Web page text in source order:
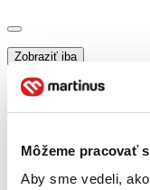
Môžeme pracovať
Aby sme vedeli,
Zobraziť iba
zľavnené tituly
na centrálnom
predpredaj (0
pripravujeme